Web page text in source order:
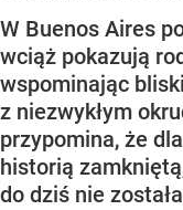
W Buenos Aires
wciąż pokazują
wspominając
z niezwykłym
przypomina, że
historią
do dziś nie